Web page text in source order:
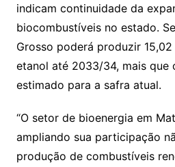
indicam continuidade da
biocombustíveis no estado.
Grosso poderá produzir
etanol até 2033/34, mais que
estimado para a safra atual.
“O setor de bioenergia em
ampliando sua participação
produção de combustíveis